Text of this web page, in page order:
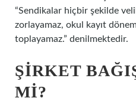
“Sendikalar hiçbir şekilde
zorlayamaz, okul kayıt
toplayamaz.” denilmektedir.
ŞIRKET
MI?